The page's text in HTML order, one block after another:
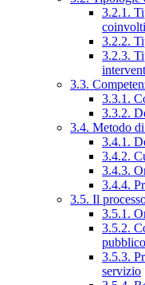
3.2.1.
3.2.2.
3.2.3.
3.3.
3.3.1.
3.3.2.
3.4. Metodo
3.4.1.
3.4.2.
3.4.3.
3.4.4.
3.5. Il
3.5.1.
3.5.2.
pubblico
3.5.3.
servizio